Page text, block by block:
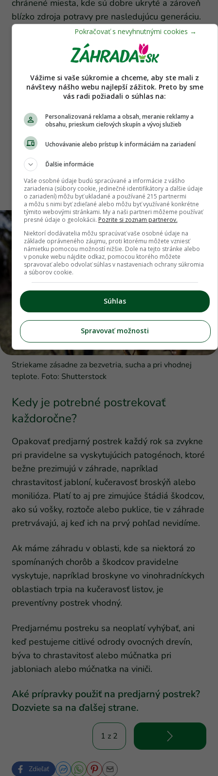
chránené miesta, kde sú dobre ukryté a zároveň
blízko zdroja potravy pre nasledujúcu generáciu.
Typickým miestom prezimovania sú trhliny kôry,
základy púčikov, ale zimujú aj na trvalkách či
burinách. Na jar, keď teploty stúpnu (zvyčajne
(nymfy), ktoré sa rýchlo vyvíjajú na bezkrídle
alebo krídlaté vošky.
Predjarný postrek olejovými prípravkami dokáže
efektívne zlikvidovať vajíčka a nymfy tým, že ich
udusí. Tento zásah je mimoriadne účinný v
prevencii masívneho výskytu vošiek na jar. Avšak
vošky prilietavajú na rastliny aj z okolia, takže ich
výskyt sledujeme počas celej sezóny.
Striekame zásadne za bezvetria, sucha a pri vhodnej
teplote. Foto: Shutterstock
Kedy je potrebné postrekovať
každoročne?
Opakovať predjarný postrek každý rok sa zvykne
pri pravidelne sa vyskytujúcich patogénoch, ktoré
bežne prezimujú v záhrade, napríklad
chrastavitosť jabloní, kučeravosť broskýň alebo
monilióza. Platí to aj pre zimujúce štádiá škodcov,
ako sú vošky, roztoče alebo puklice, tie v záhrade
pretrvávajú, aj keď ich na prvý pohľad nevidíme.
Ak máme záhradu v oblasti, kde sa niektorá zo
spomínaných chorôb a škodcov pravidelne
vyskytuje, napríklad broskyne vo vinohradníckych
oblastiach trpia na kučeravosť listov, je
preventívny postrek vhodný.
Predjarnému postreku sa neoplatí vyhýbať, ani
keď pestujeme citlivé odrody ovocných drevín,
býva to chrastavitosť alebo múčnatka pri
jabloniach alebo múčnatka na viniči.
Aké prípravky použiť na predjarný postrek?
Dozviete sa na ďalšej strane.
1 z 2
Zdieľať
Vážime si vaše súkromie a chceme, aby ste mali z
návštevy nášho webu najlepší zážitok. Preto by sme
vás radi požiadali o súhlas na:
Personalizovaná reklama a obsah, meranie reklamy a
obsahu, prieskum cieľových skupín a vývoj služieb
Uchovávanie alebo prístup k informáciám na zariadení
Ďalšie informácie
Vaše osobné údaje budú spracúvané a informácie z vášho
zariadenia (súbory cookie, jedinečné identifikátory a ďalšie údaje
o zariadení) môžu byť ukladané a používané 215 partnermi
a môžu s nimi byť zdieľané alebo môžu byť využívané konkrétne
týmito webovými stránkami. My a naši partneri môžeme používať
presné údaje o geolokácii. Pozrite si zoznam partnerov.
Niektorí dodávatelia môžu spracúvať vaše osobné údaje na
základe oprávneného záujmu, proti ktorému môžete vzniesť
námietku pomocou možností nižšie. Dole na tejto stránke alebo
v ponuke webu nájdite odkaz, pomocou ktorého môžete
spravovať alebo odvolať súhlas v nastaveniach ochrany súkromia
a súborov cookie.
Súhlas
Spravovať možnosti